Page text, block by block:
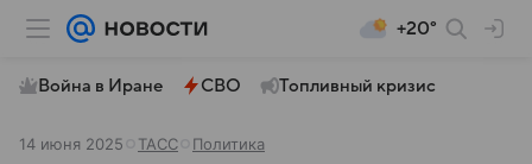
+20°
Война в Иране СВО Топливный кризис
14 июня 2025 ТАСС Политика